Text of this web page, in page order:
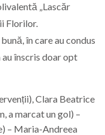
„Lascăr
Florilor.
în care au condus
înscris doar opt
Clara Beatrice
a marcat un gol) –
– Maria-Andreea